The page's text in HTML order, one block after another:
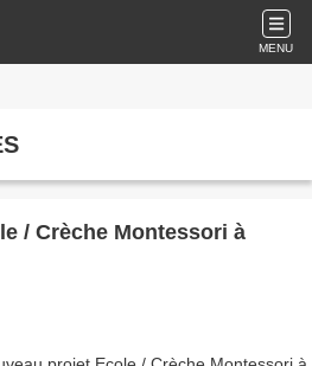
MENU
/ Crèche Montessori à